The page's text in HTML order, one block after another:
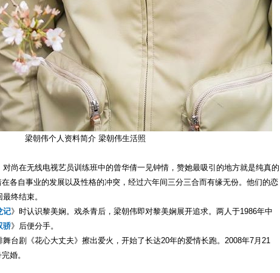
梁朝伟个人资料简介 梁朝伟生活照
尚在无线电视艺员训练班中的曾华倩一见钟情，赞她最吸引的地方就是纯真的
各自事业的发展以及性格的冲突，经过六年间三分三合而有缘无份。他们的恋
终结束。
记》时认识黎美娴。戏杀青后，梁朝伟即对黎美娴展开追求。两人于1986年中
骄》后便分手。
舞台剧《花心大丈夫》擦出爱火，开始了长达20年的爱情长跑。2008年7月21
婚。